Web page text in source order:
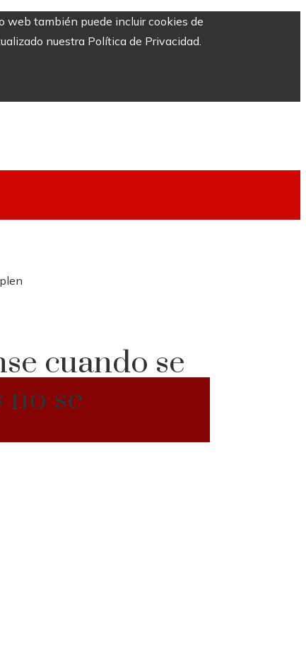
web también puede incluir cookies de
nuestra Política de Privacidad.
cuando se
se